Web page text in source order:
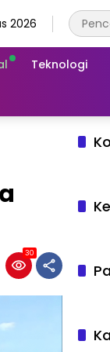
2026
Teknologi
30